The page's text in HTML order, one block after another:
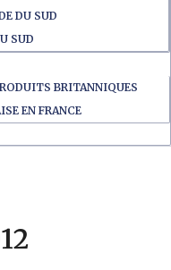
DU SUD
SUD
BRITANNIQUES
EN FRANCE